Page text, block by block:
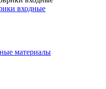
входные
материалы